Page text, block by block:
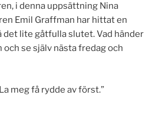
i denna uppsättning Nina
Emil Graffman har hittat en
det lite gåtfulla slutet. Vad händer
se själv nästa fredag och
meg få rydde av först.”